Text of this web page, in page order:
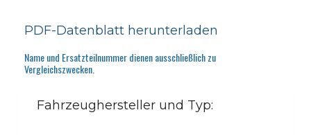
PDF-Datenblatt herunterladen
Name und Ersatzteilnummer dienen ausschließlich zu
Vergleichszwecken.
Fahrzeughersteller und Typ: